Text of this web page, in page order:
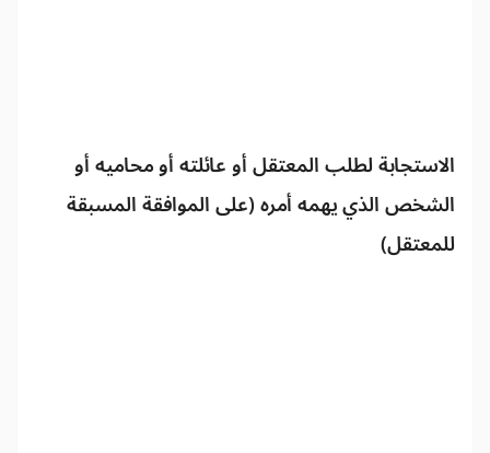
الاستجابة لطلب المعتقل أو عائلته أو محاميه أو
الشخص الذي يهمه أمره (على الموافقة المسبقة
للمعتقل)